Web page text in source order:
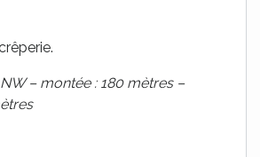
– montée : 180 mètres –